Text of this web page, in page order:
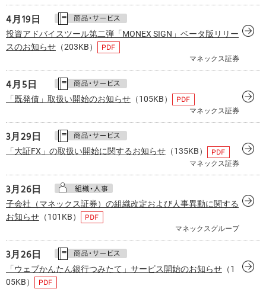
4月19日
投資アドバイスツール第二弾「MONEX SIGN」ベータ版リリー
スのお知らせ （203KB）
マネックス証券
4月 5日
「既発債」取扱い開始のお知らせ （105KB）
マネックス証券
3月29日
「大証FX」の取扱い開始に関するお知らせ （135KB）
マネックス証券
3月26日
子会社（マネックス証券）の組織改定および人事異動に関する
お知らせ （101KB）
マネックスグループ
3月26日
「ウェブかんたん銀行つみたて」サービス開始のお知らせ （1
05KB）